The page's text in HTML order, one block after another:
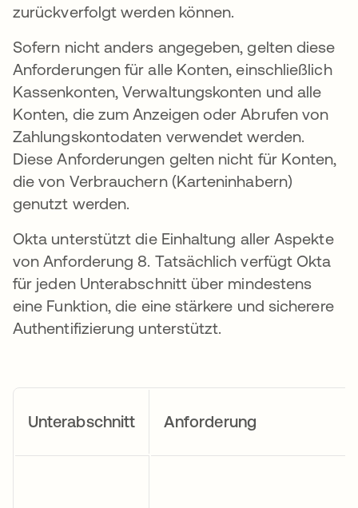
zurückverfolgt werden können.
Sofern nicht anders angegeben, gelten diese
Anforderungen für alle Konten, einschließlich
Kassenkonten, Verwaltungskonten und alle
Konten, die zum Anzeigen oder Abrufen von
Zahlungskontodaten verwendet werden.
Diese Anforderungen gelten nicht für Konten,
die von Verbrauchern (Karteninhabern)
genutzt werden.
Okta unterstützt die Einhaltung aller Aspekte
von Anforderung 8. Tatsächlich verfügt Okta
für jeden Unterabschnitt über mindestens
eine Funktion, die eine stärkere und sicherere
Authentifizierung unterstützt.
Unterabschnitt Anforderung